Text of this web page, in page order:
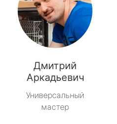
Дмитрий
Аркадьевич
Универсальный
мастер